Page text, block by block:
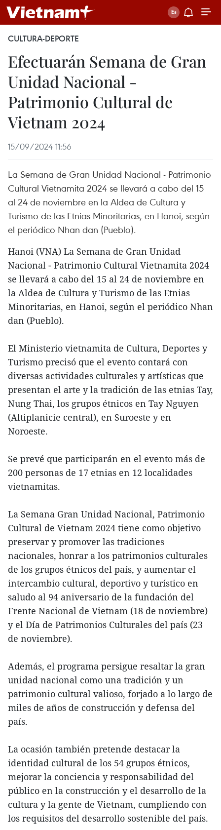
CULTURA-DEPORTE
Efectuarán Semana de Gran
Unidad Nacional -
Patrimonio Cultural de
Vietnam 2024
15/09/2024 11:56
La Semana de Gran Unidad Nacional - Patrimonio
Cultural Vietnamita 2024 se llevará a cabo del 15
al 24 de noviembre en la Aldea de Cultura y
Turismo de las Etnias Minoritarias, en Hanoi, según
el periódico Nhan dan (Pueblo).
Hanoi (VNA) La Semana de Gran Unidad
Nacional - Patrimonio Cultural Vietnamita 2024
se llevará a cabo del 15 al 24 de noviembre en
la Aldea de Cultura y Turismo de las Etnias
Minoritarias, en Hanoi, según el periódico Nhan
dan (Pueblo).
El Ministerio vietnamita de Cultura, Deportes y
Turismo precisó que el evento contará con
diversas actividades culturales y artísticas que
presentan el arte y la tradición de las etnias Tay,
Nung Thai, los grupos étnicos en Tay Nguyen
(Altiplanicie central), en Suroeste y en
Noroeste.
Se prevé que participarán en el evento más de
200 personas de 17 etnias en 12 localidades
vietnamitas.
La Semana Gran Unidad Nacional, Patrimonio
Cultural de Vietnam 2024 tiene como objetivo
preservar y promover las tradiciones
nacionales, honrar a los patrimonios culturales
de los grupos étnicos del país, y aumentar el
intercambio cultural, deportivo y turístico en
saludo al 94 aniversario de la fundación del
Frente Nacional de Vietnam (18 de noviembre)
y el Día de Patrimonios Culturales del país (23
de noviembre).
Además, el programa persigue resaltar la gran
unidad nacional como una tradición y un
patrimonio cultural valioso, forjado a lo largo de
miles de años de construcción y defensa del
país.
La ocasión también pretende destacar la
identidad cultural de los 54 grupos étnicos,
mejorar la conciencia y responsabilidad del
público en la construcción y el desarrollo de la
cultura y la gente de Vietnam, cumpliendo con
los requisitos del desarrollo sostenible del país.